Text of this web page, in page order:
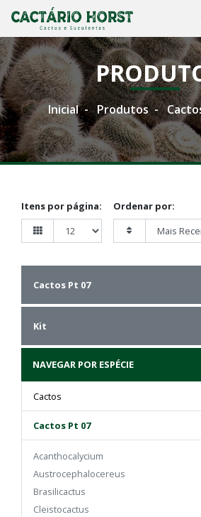
Inicial Produtos
Itens por página: Ordenar por:
Cactos Pt 07
Kit
NAVEGAR POR ESPÉCIE
Cactos
Cactos Pt 07
Acanthocalycium
Austrocephalocereus
Brasilicactus
Cleistocactus